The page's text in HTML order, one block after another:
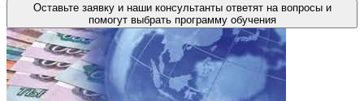
Оставьте заявку и наши консультанты ответят на вопросы и
помогут выбрать программу обучения